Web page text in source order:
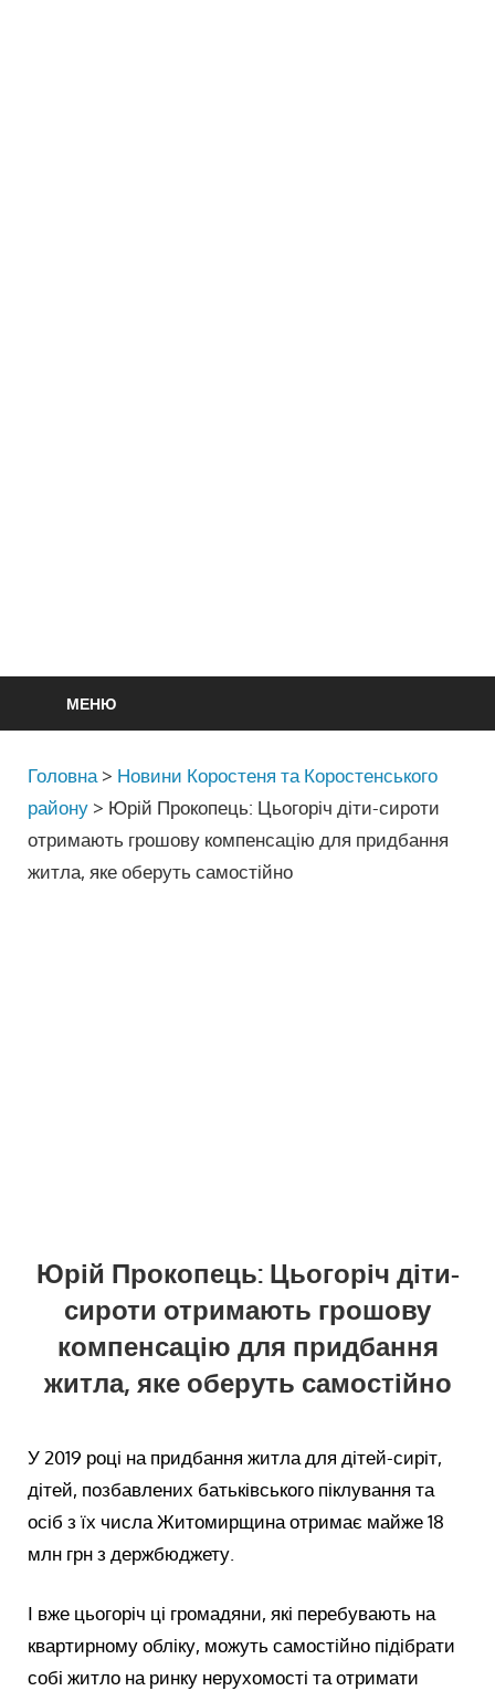
МЕНЮ
Головна > Новини Коростеня та Коростенського
району > Юрій Прокопець: Цьогоріч діти-сироти
отримають грошову компенсацію для придбання
житла, яке оберуть самостійно
Юрій Прокопець: Цьогоріч діти-
сироти отримають грошову
компенсацію для придбання
житла, яке оберуть самостійно
У 2019 році на придбання житла для дітей-сиріт,
дітей, позбавлених батьківського піклування та
осіб з їх числа Житомирщина отримає майже 18
млн грн з держбюджету.
І вже цьогоріч ці громадяни, які перебувають на
квартирному обліку, можуть самостійно підібрати
собі житло на ринку нерухомості та отримати